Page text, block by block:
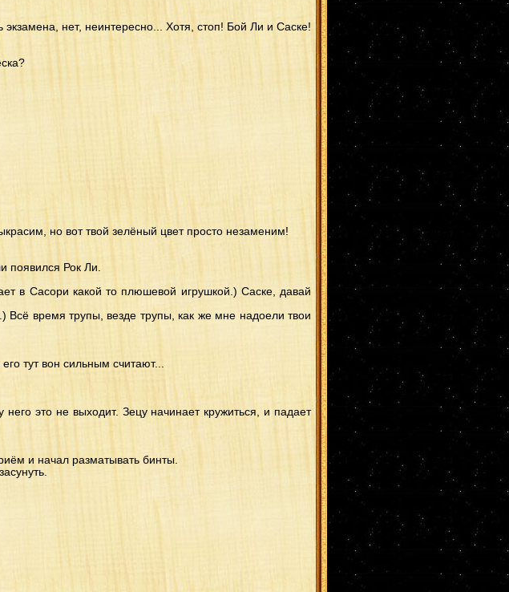
нет, неинтересно... Хотя, стоп! Бой Ли и Саске!
но вот твой зелёный цвет просто незаменим!
появился Рок Ли.
в Сасори какой то плюшевой игрушкой.) Саске, давай
Всё время трупы, везде трупы, как же мне надоели твои
тут вон сильным считают...
него это не выходит. Зецу начинает кружиться, и падает
и начал разматывать бинты.